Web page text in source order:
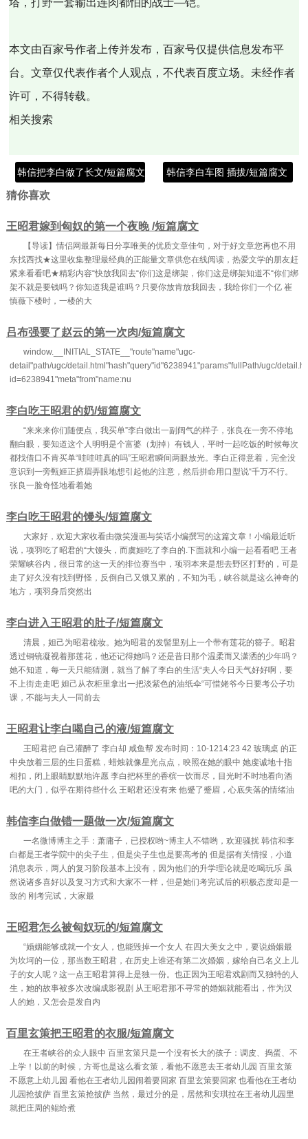
塔，打野一套输出连肉都怕的战士—铠。
本文由百家号作者上传并发布，百家号仅提供信息发布平
台。文章仅代表作者个人观点，不代表百度立场。未经作者
许可，不得转载。
相关搜索
韩信把李白做了长文/短篇腐文 韩信李白车图 插拔/短篇腐文
猜你喜欢
王昭君嫁到匈奴的第一个夜晚 /短篇腐文
【导读】情侣网最新每日分享唯美的优质文章佳句，对于好文章您再也不用
东找西找★这里收集整理最经典的正能量文章供您在线阅读，热爱文学的朋友赶
紧来看看吧★精彩内容“快放我回去“你们这是绑架，你们这是绑架知道不“你们绑
架不就是要钱吗？你知道我是谁吗？只要你放肯放我回去，我给你们一个亿 崔
慎薇下楼时，一楼的大
吕布强要了赵云的第一次肉/短篇腐文
window.__INITIAL_STATE__"route"name"ugc-
detail"path/ugc/detail.html"hash"query"id"6238941"params"fullPath/ugc/
id=6238941"meta"from"name:nu
李白吃王昭君的奶/短篇腐文
“来来来你们随便点，我买单”李白做出一副阔气的样子，张良在一旁不停地
翻白眼，要知道这个人明明是个富婆（划掉）有钱人，平时一起吃饭的时候每次
都找借口不肯买单“哇哇哇真的吗”王昭君瞬间两眼放光。李白正得意着，完全没
意识到一旁甄姬正挤眉弄眼地想引起他的注意，然后拼命用口型说“千万不行。
张良一脸奇怪地看着她
李白吃王昭君的馒头/短篇腐文
大家好，欢迎大家收看由微笑漫画与笑话小编撰写的这篇文章！小编最近听
说，项羽吃了昭君的“大馒头，而虞姬吃了李白的.下面就和小编一起看看吧 王者
荣耀峡谷内，很日常的这一天的排位赛当中，项羽本来是想去野区打野的，可是
走了好久没有找到野怪，反倒自己又饿又累的，不知为毛，峡谷就是这么神奇的
地方，项羽身后突然出
李白进入王昭君的肚子/短篇腐文
清晨，妲己为昭君梳妆。她为昭君的发髻里别上一个带有莲花的簪子。昭君
透过铜镜凝视着那莲花，他还记得她吗？还是昔日那个温柔而又潇洒的少年吗？
她不知道，每一天只能猜测，就当了解了李白的生活“夫人今日天气好好啊，要
不上街走走吧 妲己从衣柜里拿出一把淡紫色的油纸伞“可惜姥爷今日要考公子功
课，不能与夫人一同前去
王昭君让李白喝自己的液/短篇腐文
王昭君把 自己灌醉了 李白却 咸鱼帮 发布时间：10-1214:23 42 玻璃桌 的正
中央放着三层的生日蛋糕，蜡烛就像星光点点，映照在她的眼中 她虔诚地十指
相扣，闭上眼睛默默地许愿 李白把杯里的香槟一饮而尽，目光时不时地看向酒
吧的大门，似乎在期待些什么 王昭君还没有来 他蹙了蹙眉，心底失落的情绪油
韩信李白做错一题做一次/短篇腐文
一名微博博主之手：萧庸子，已授权哟~博主人不错哟，欢迎骚扰 韩信和李
白都是王者学院中的尖子生，但是尖子生也是要高考的 但是据有关情报，小道
消息表示，两人的复习阶段基本上没有，因为他们的升学理论就是吃喝玩乐 虽
然说诸多喜好以及复习方式和大家不一样，但是她们考完试后的积极态度却是一
致的 刚考完试，大家最
王昭君怎么被匈奴玩的/短篇腐文
“婚姻能够成就一个女人，也能毁掉一个女人 在四大美女之中，要说婚姻最
为坎坷的一位，那当数王昭君，在历史上谁还有第二次婚姻，嫁给自己名义上儿
子的女人呢？这一点王昭君算得上是独一份。也正因为王昭君戏剧而又独特的人
生，她的故事被多次改编成影视剧 从王昭君那不寻常的婚姻就能看出，作为汉
人的她，又怎会是发自内
百里玄策把王昭君的衣服/短篇腐文
在王者峡谷的众人眼中 百里玄策只是一个没有长大的孩子：调皮、捣蛋、不
上学！以前的时候，方哥也是这么看玄策，看他不愿意去王者幼儿园 百里玄策
不愿意上幼儿园 看他在王者幼儿园闹着要回家 百里玄策要回家 也看他在王者幼
儿园抢披萨 百里玄策抢披萨 当然，最过分的是，居然和安琪拉在王者幼儿园里
就把庄周的鲲给煮